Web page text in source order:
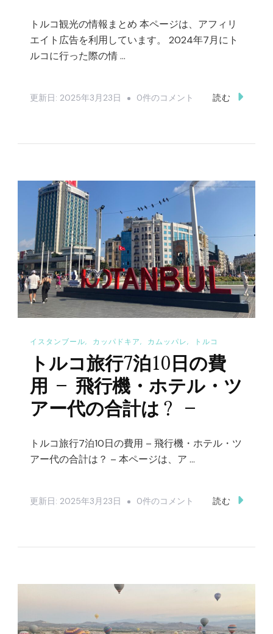
トルコ観光の情報まとめ 本ページは、アフィリ
エイト広告を利用しています。 2024年7月にト
ルコに行った際の情 …
更新日: 2025年3月23日
ト
報
ま
と
め
へ
の
0件のコメント 読む
イスタンブール カッパドキア カムッパレ トルコ
トルコ旅行7泊10日の費
用 – 飛行機・ホテル・ツ
アー代の合計は？ –
トルコ旅行7泊10日の費用 – 飛行機・ホテル・ツ
アー代の合計は？ – 本ページは、ア …
更新日: 2025年3月23日
ト
10
0件のコメント 読む